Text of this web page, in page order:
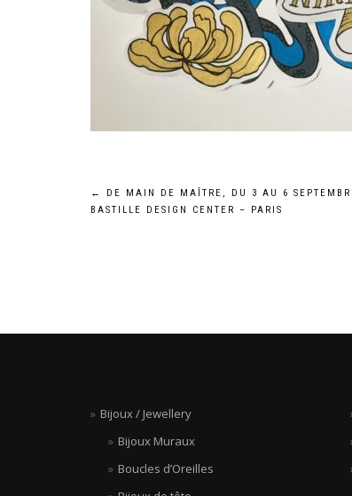
Navigation
←
DE MAIN DE MAÎTRE, DU 3 AU 6
BASTILLE DESIGN CENTER – PARIS
Bijoux / Jewellery
Bijoux Muraux
Boucles d’Oreilles